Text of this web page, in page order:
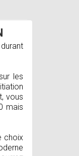
les
vous
mais
choix